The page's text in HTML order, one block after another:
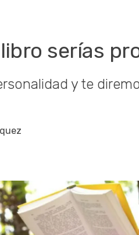
serías
y te